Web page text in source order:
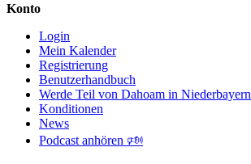
Konto
Login
Mein Kalender
Registrierung
Benutzerhandbuch
Werde Teil von Dahoam in Niederbayern
Konditionen
News
Podcast anhören 🕬